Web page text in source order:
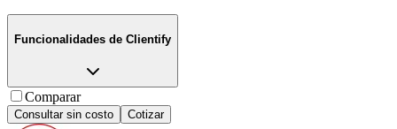
Funcionalidades de Clientify
Comparar
Consultar sin costo Cotizar